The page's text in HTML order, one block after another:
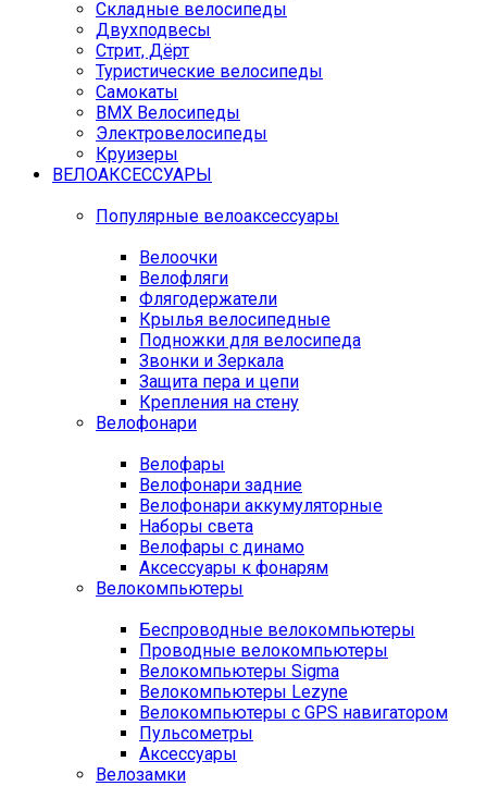
Складные велосипеды
Двухподвесы
Стрит, Дёрт
Туристические велосипеды
Самокаты
BMX Велосипеды
Электровелосипеды
Круизеры
ВЕЛОАКСЕССУАРЫ
Популярные велоаксессуары
Велоочки
Велофляги
Флягодержатели
Крылья велосипедные
Подножки для велосипеда
Звонки и Зеркала
Защита пера и цепи
Крепления на стену
Велофонари
Велофары
Велофонари задние
Велофонари аккумуляторные
Наборы света
Велофары с динамо
Аксессуары к фонарям
Велокомпьютеры
Беспроводные велокомпьютеры
Проводные велокомпьютеры
Велокомпьютеры Sigma
Велокомпьютеры Lezyne
Велокомпьютеры с GPS навигатором
Пульсометры
Аксессуары
Велозамки